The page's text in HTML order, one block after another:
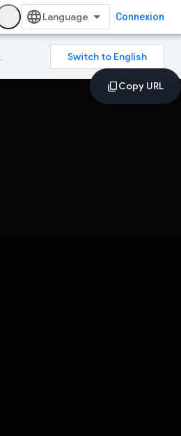
Connexion